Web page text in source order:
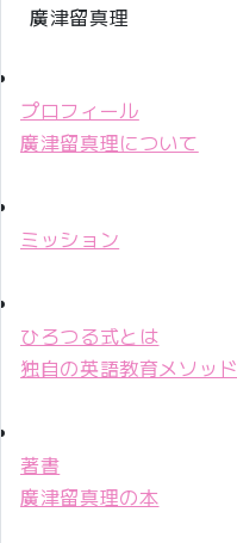
廣津留真理
プロフィール
廣津留真理について
ミッション
ひろつる式とは
独自の英語教育メソッド
著書
廣津留真理の本